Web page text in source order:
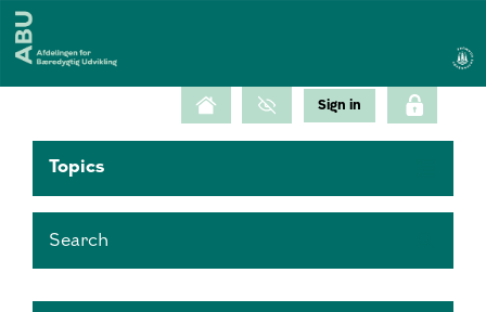
Topics
Search